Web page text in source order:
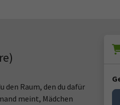
den Raum, den du dafür
meint, Mädchen